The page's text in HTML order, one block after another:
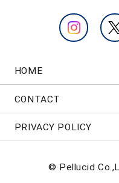
HOME
CONTACT
PRIVACY POLICY
© Pellucid